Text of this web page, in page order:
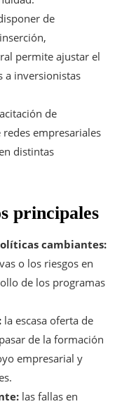
de
permite ajustar el
a inversionistas
de
empresariales
distintas
principales
cambiantes:
o los riesgos en
de los programas
la escasa oferta de
de la formación
empresarial y
las fallas en